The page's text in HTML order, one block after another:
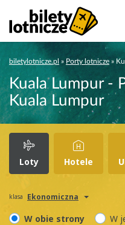
biletylotnicze.pl » Porty lotnicze »
Kuala Lumpur -
Kuala Lumpur
Loty Hotele
klasa Ekonomiczna
W obie strony W